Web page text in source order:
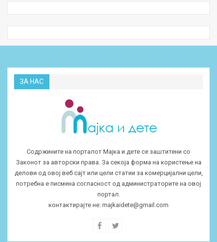
ЗА НАС
Содржините на порталот Мајка и дете се заштитени со
Законот за авторски права. За секоја форма на користење на
делови од овој веб сајт или цели статии за комерцијални цели,
потребна е писмена согласност од администраторите на овој
портал.
контактирајте не: majkaidete@gmail.com